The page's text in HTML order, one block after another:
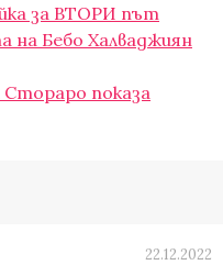
за ВТОРИ път
на Бебо Халваджиян
показа
22.12.2022